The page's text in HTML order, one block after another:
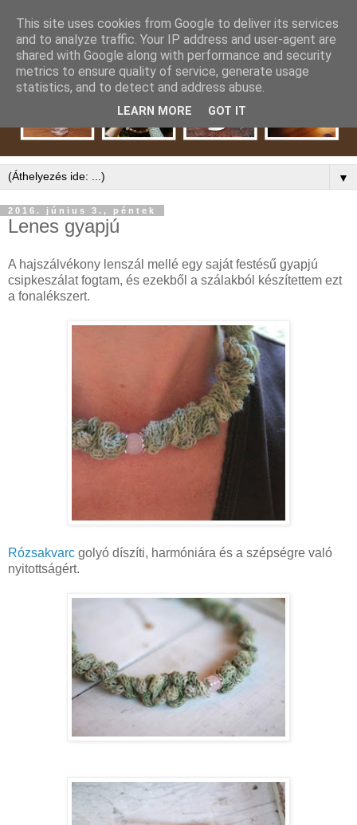
▼
2016. június 3., péntek
Lenes gyapjú
A hajszálvékony lenszál mellé egy saját festésű gyapjú
csipkeszálat fogtam, és ezekből a szálakból készítettem ezt
a fonalékszert.
Rózsakvarc golyó díszíti, harmóniára és a szépségre való
nyitottságért.
This site uses cookies from Google to deliver its services
and to analyze traffic. Your IP address and user-agent are
shared with Google along with performance and security
metrics to ensure quality of service, generate usage
statistics, and to detect and address abuse.
LEARN MORE GOT IT